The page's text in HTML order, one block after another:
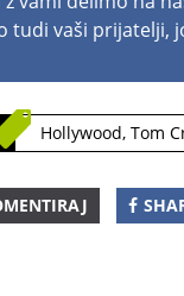
tudi vaši prijatelji,
Hollywood, Tom